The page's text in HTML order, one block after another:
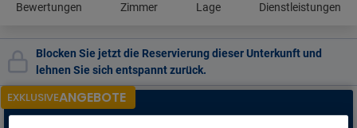
Bewertungen Zimmer Lage Dienstleistungen
Blocken Sie jetzt die Reservierung dieser Unterkunft und
lehnen Sie sich entspannt zurück.
EXKLUSIVEANGEBOTE